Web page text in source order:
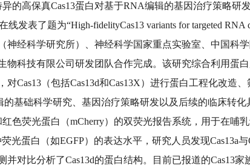
的高保真Cas13蛋白对基于RNA编辑的基因治疗策略研
线发表了题为“High-fidelityCas13 variants for targeted
神经科学研究所）、神经科学国家重点实验室、中国科
科技有限公司研发团队合作完成。该研究综合利用蛋
Cas13（包括Cas13d和Cas13X）进行蛋白工程化改造
基础科学研究、基因治疗策略研发以及后续的临床转化
色荧光蛋白（mCherry）的双荧光报告系统，用于在哺
光蛋白（如EGFP）的表达水平，研究人员发现Cas13a
对比分析了Cas13d的蛋白结构。目前已报道的Cas13